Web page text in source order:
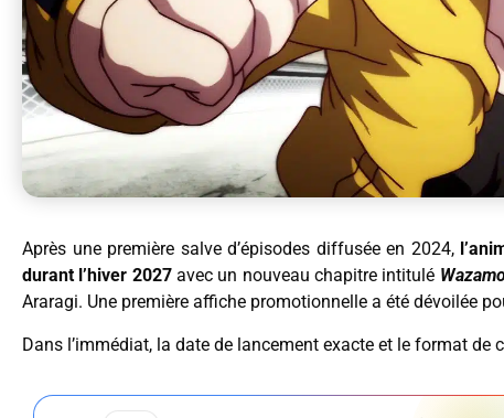
Après une première salve d’épisodes diffusée en 2024,
durant l’hiver 2027avec un nouveau chapitre intitulé
Araragi. Une première affiche promotionnelle a été dévoilée
Dans l’immédiat, la date de lancement exacte et le format de